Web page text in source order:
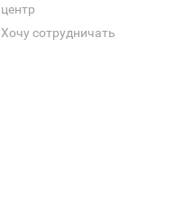
центр
Хочу сотрудничать